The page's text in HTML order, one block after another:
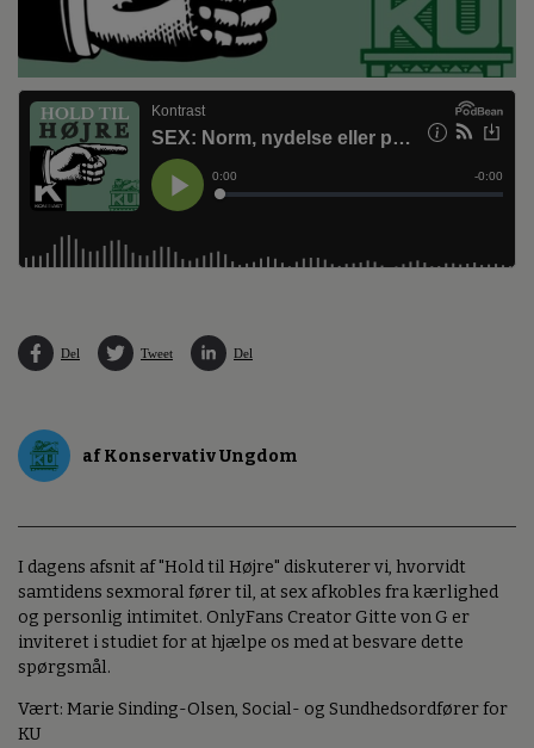
Del Tweet Del
af Konservativ Ungdom
I dagens afsnit af "Hold til Højre" diskuterer vi, hvorvidt
samtidens sexmoral fører til, at sex afkobles fra kærlighed
og personlig intimitet. OnlyFans Creator Gitte von G er
inviteret i studiet for at hjælpe os med at besvare dette
spørgsmål.
Vært: Marie Sinding-Olsen, Social- og Sundhedsordfører for
KU